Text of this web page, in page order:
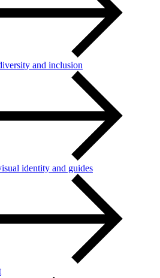
and inclusion
identity and guides